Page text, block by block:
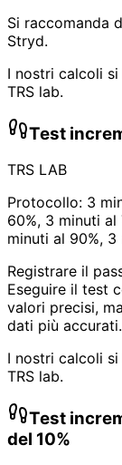
Si raccomanda
Stryd.
I nostri calcoli
TRS lab.
Test
TRS LAB
Protocollo: 3
60%, 3 minuti
minuti al 90%, 3
Registrare il
Eseguire il test
valori precisi,
dati più accurati.
I nostri calcoli
TRS lab.
Test
del 10%